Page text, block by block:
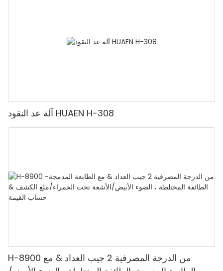
آلة عد النقود HUAEN H-308
H-8900 من الدرجة المصرفية 2 جيب العداد & مع